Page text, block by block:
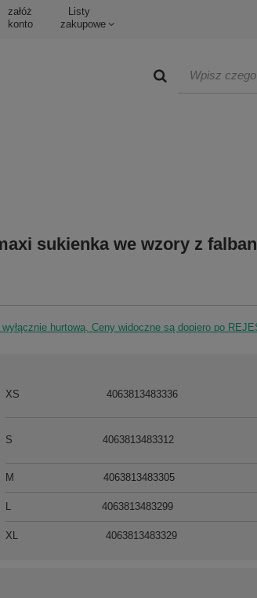
załóż
konto
Listy
zakupowe
sukienka we wzory z
hurtową. Ceny widoczne są dopiero po
XS 4063813483336
S 4063813483312
M 4063813483305
L 4063813483299
XL 4063813483329